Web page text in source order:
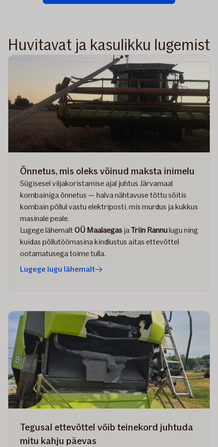
Huvitavat ja kasulikku lugemist
Õnnetus, mis oleks võinud maksta inimelu
Sügisesel viljakoristamise ajal juhtus Järvamaal
kombainiga õnnetus — halva nähtavuse tõttu sõitis
kombain põllul vastu elektriposti, mis murdus ja kukkus
masinale peale.
Lugege lähemalt OÜ Maalaegas jaTriin Rannulugu ning
kuidas põllutöömasina kindlustus aitas ettevõttel
ootamatusega toime tulla.
Lugege lugu lähemalt
Tegusal ettevõttel võib teinekord juhtuda
mitu kahju päevas